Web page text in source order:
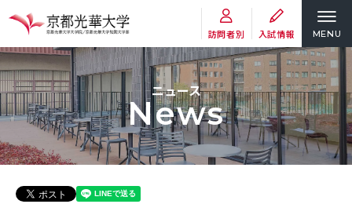
訪問者別 入試情報 MENU
ニュース
News